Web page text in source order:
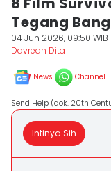
Tegang
04 Jun 2026, 09:50 WIB
Davrean Dita
News Channel
Send Help (dok. 20th
Intinya Sih